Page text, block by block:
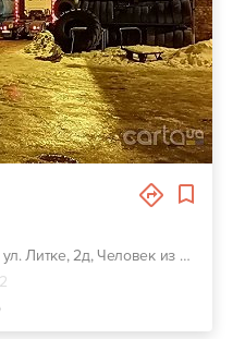
г. Кривой Рог, ул. Литке, 2д, Человек из шин на перекрестке